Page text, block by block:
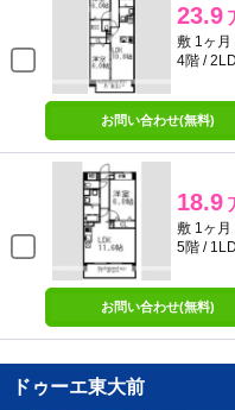
23.9
敷 1ヶ月
4階 /
お問い合わせ(無料)
18.9
敷 1ヶ月
5階 /
お問い合わせ(無料)
ドゥーエ東大前